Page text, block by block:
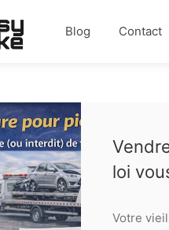
Blog Contact
loi
Votre